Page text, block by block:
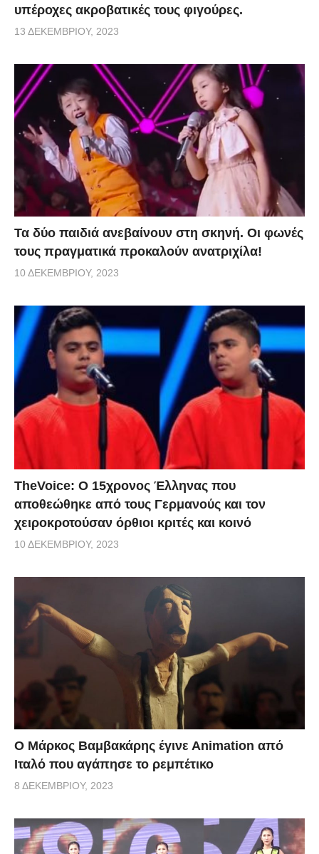
υπέροχες ακροβατικές τους φιγούρες.
13 ΔΕΚΕΜΒΡΊΟΥ, 2023
Τα δύο παιδιά ανεβαίνουν στη σκηνή. Οι φωνές
τους πραγματικά προκαλούν ανατριχίλα!
10 ΔΕΚΕΜΒΡΊΟΥ, 2023
TheVoice: Ο 15χρονος Έλληνας που
αποθεώθηκε από τους Γερμανούς και τον
χειροκροτούσαν όρθιοι κριτές και κοινό
10 ΔΕΚΕΜΒΡΊΟΥ, 2023
Ο Μάρκος Βαμβακάρης έγινε Αnimation από
Ιταλό που αγάπησε το ρεμπέτικο
8 ΔΕΚΕΜΒΡΊΟΥ, 2023